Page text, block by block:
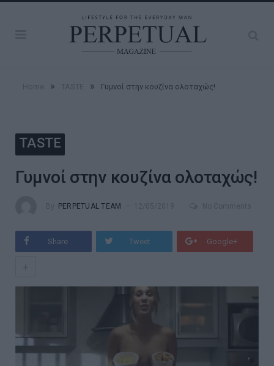
» » Γυμνοί στην κουζίνα ολοταχώς!
TASTE
Γυμνοί στην κουζίνα ολοταχώς!
PERPETUAL TEAM
Share Tweet Google+